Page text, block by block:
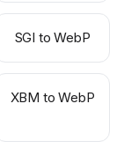
SGI to WebP
XBM to WebP